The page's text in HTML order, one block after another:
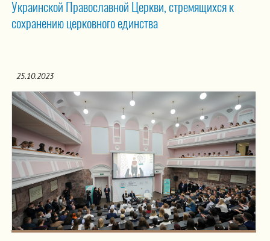
Украинской Православной Церкви, стремящихся к
сохранению церковного единства
25.10.2023